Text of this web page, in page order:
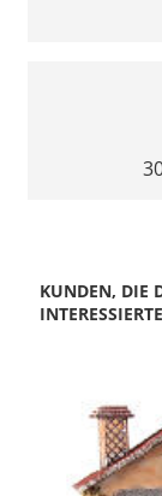
KUNDEN, DIE